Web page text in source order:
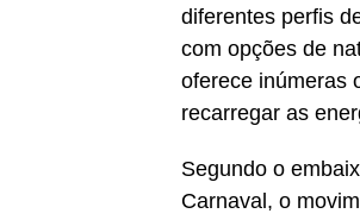
diferentes perfis
com opções de
oferece inúmeras
recarregar as
Segundo o
Carnaval, o